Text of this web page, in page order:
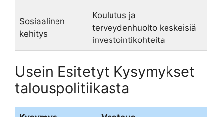
Sosiaalinen
kehitys
Koulutus ja
terveydenhuolto keskeisiä
investointikohteita
Usein Esitetyt Kysymykset
talouspolitiikasta